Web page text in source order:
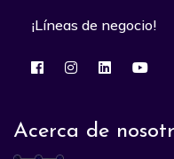
¡Líneas de negocio!
Acerca de